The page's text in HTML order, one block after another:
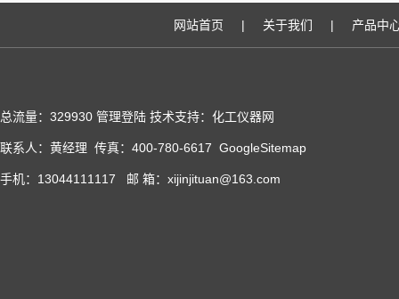
网站首页 | 关于我们 | 产品中
总流量：329930 管理登陆 技术支持：化工仪器网
联系人：黄经理 传真：400-780-6617 GoogleSitemap
手机：13044111117 邮 箱：xijinjituan@163.com